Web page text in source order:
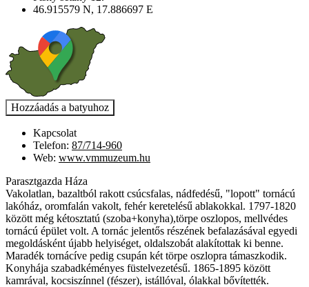
46.915579 N, 17.886697 E
Kapcsolat
Telefon: 87/714-960
Web: www.vmmuzeum.hu
Parasztgazda Háza
Vakolatlan, bazaltból rakott csúcsfalas, nádfedésű, "lopott" tornácú
lakóház, oromfalán vakolt, fehér keretelésű ablakokkal. 1797-1820
között még kétosztatú (szoba+konyha),törpe oszlopos, mellvédes
tornácú épület volt. A tornác jelentős részének befalazásával egyedi
megoldásként újabb helyiséget, oldalszobát alakítottak ki benne.
Maradék tornácíve pedig csupán két törpe oszlopra támaszkodik.
Konyhája szabadkéményes füstelvezetésű. 1865-1895 között
kamrával, kocsiszínnel (fészer), istállóval, ólakkal bővítették.